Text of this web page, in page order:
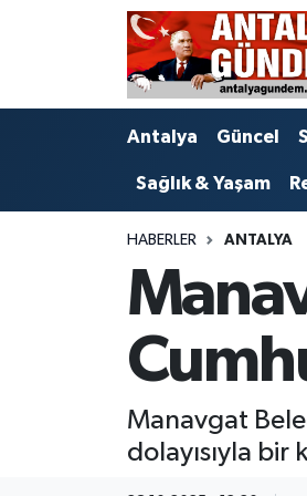
Antalya Güncel
Sağlık & Yaşam
HABERLER ANTALYA
Manavgat
dolayısıyla bir
Antalya
Bilim & Teknoloji
Ekonomi
Antalya Nöbetçi Eczaneler
Antalya Hava Durumu
Antalya Namaz Vakitleri
Süper Lig Puan Durumu ve
Tüm Manşetler
Son Dakika Haberleri